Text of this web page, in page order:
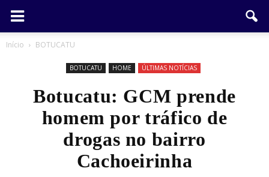
Início BOTUCATU
BOTUCATU HOME ÚLTIMAS NOTÍCIAS
Botucatu: GCM prende
homem por tráfico de
drogas no bairro
Cachoeirinha